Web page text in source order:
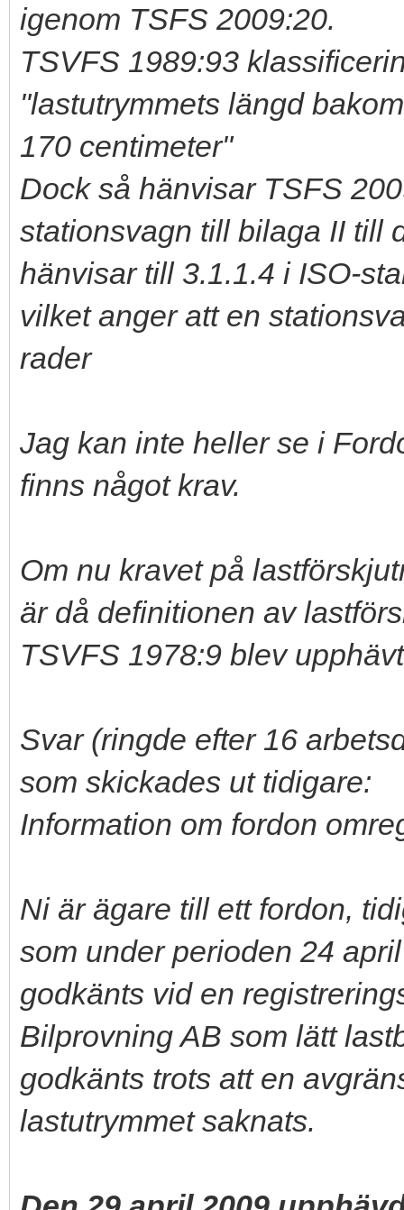
igenom TSFS 2009:20.
TSVFS 1989:93
"lastutrymmets längd
170 centimeter"
Dock så hänvisar TSFS
stationsvagn till bilaga II till
hänvisar till 3.1.1.4 i ISO-
vilket anger att en
rader
Jag kan inte heller se i
finns något krav.
Om nu kravet på
är då definitionen av
TSVFS 1978:9 blev
Svar (ringde efter 16
som skickades ut tidigare:
Information om fordon
Ni är ägare till ett fordon,
som under perioden 24
godkänts vid en
Bilprovning AB som lätt
godkänts trots att en
lastutrymmet saknats.